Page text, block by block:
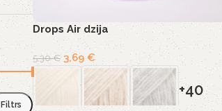
Filtrs
Drops Air dzija
5,30€ 3,69 €
+40